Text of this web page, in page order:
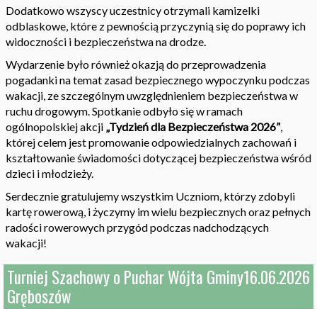
Dodatkowo wszyscy uczestnicy otrzymali kamizelki
odblaskowe, które z pewnością przyczynią się do poprawy ich
widoczności i bezpieczeństwa na drodze.
Wydarzenie było również okazją do przeprowadzenia
pogadanki na temat zasad bezpiecznego wypoczynku podczas
wakacji, ze szczególnym uwzględnieniem bezpieczeństwa w
ruchu drogowym. Spotkanie odbyło się w ramach
ogólnopolskiej akcji „Tydzień dla Bezpieczeństwa 2026”,
której celem jest promowanie odpowiedzialnych zachowań i
kształtowanie świadomości dotyczącej bezpieczeństwa wśród
dzieci i młodzieży.
Serdecznie gratulujemy wszystkim Uczniom, którzy zdobyli
kartę rowerową, i życzymy im wielu bezpiecznych oraz pełnych
radości rowerowych przygód podczas nadchodzących
wakacji!
Turniej Szachowy o Puchar Wójta Gminy
Gręboszów
16.06.2026